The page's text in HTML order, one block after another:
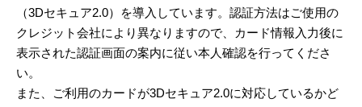
（3Dセキュア2.0）を導入しています。認証方法はご使用の
クレジット会社により異なりますので、カード情報入力後に
表示された認証画面の案内に従い本人確認を行ってくださ
い。
また、ご利用のカードが3Dセキュア2.0に対応しているかど